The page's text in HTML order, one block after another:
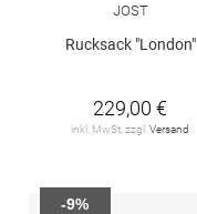
JOST
Rucksack "London"
229,00 €
inkl. MwSt. zzgl. Versand
-9%